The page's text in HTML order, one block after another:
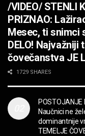
/VIDEO/ STENLI
PRIZNAO:
Mesec, ti snimci
DELO!
čovečanstva JE
1729 SHARES
POSTOJANJE
Naučnici ne
dominantnije
TEMELJE